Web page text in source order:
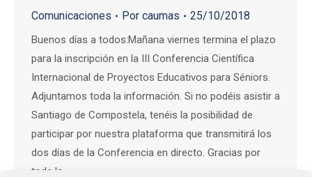
Comunicaciones Por caumas 25/10/2018
Buenos días a todos:Mañana viernes termina el plazo
para la inscripción en la III Conferencia Científica
Internacional de Proyectos Educativos para Séniors.
Adjuntamos toda la información. Si no podéis asistir a
Santiago de Compostela, tenéis la posibilidad de
participar por nuestra plataforma que transmitirá los
dos días de la Conferencia en directo. Gracias por
toda la…